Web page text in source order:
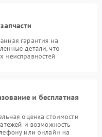
гарантия на
детали, что
неисправностей
и бесплатная
оценка стоимости
и возможность
или онлайн на